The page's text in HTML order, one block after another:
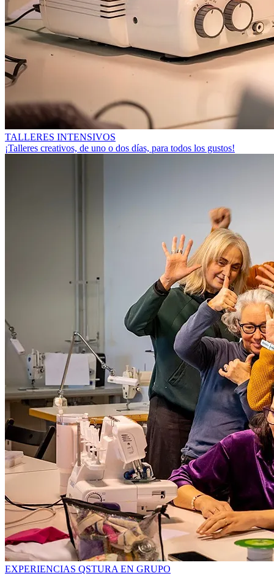
TALLERES INTENSIVOS
¡Talleres creativos, de uno o dos días, para todos los gustos!
EXPERIENCIAS QSTURA EN GRUPO